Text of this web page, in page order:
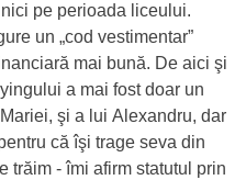
pe perioada liceului.
un „cod vestimentar”
mai bună. De aici şi
a mai fost doar un
şi a lui Alexandru, dar
că îşi trage seva din
trăim - îmi afirm statutul prin